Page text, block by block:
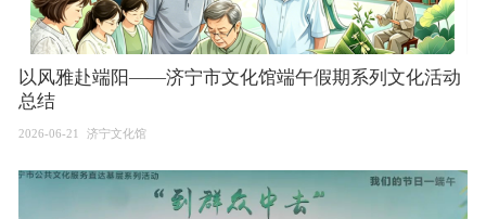
以风雅赴端阳——济宁市文化馆端午假期系列文化活动
总结
2026-06-21 济宁文化馆